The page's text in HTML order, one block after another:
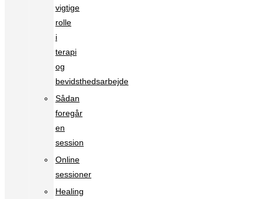
vigtige
rolle
i
terapi
og
bevidsthedsarbejde
Sådan
foregår
en
session
Online
sessioner
Healing